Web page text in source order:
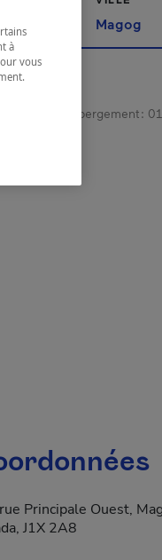
Magog
d’hébergement :
Principale Ouest,
J1X 2A8
à
vous